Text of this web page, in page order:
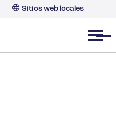
Sitios web locales
Open menu